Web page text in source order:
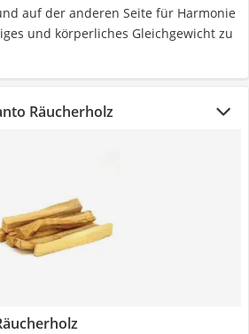
auf der anderen Seite für Harmonie
und körperliches Gleichgewicht zu
Räucherholz